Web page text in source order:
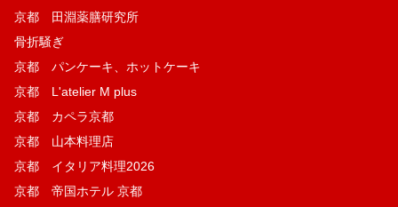
京都 田淵薬膳研究所
骨折騒ぎ
京都 パンケーキ、ホットケーキ
京都 L'atelier M plus
京都 カペラ京都
京都 山本料理店
京都 イタリア料理2026
京都 帝国ホテル 京都